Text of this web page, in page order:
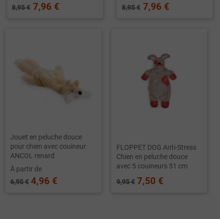
8,95 € 7,96 €
8,95 € 7,96 €
Jouet en peluche douce
pour chien avec couineur
ANCOL renard
À partir de
6,95 € 4,96 €
FLOPPET DOG Anti-Stress
Chien en peluche douce
avec 5 couineurs 51 cm
9,95 € 7,50 €